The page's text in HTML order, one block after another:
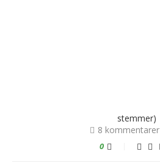
stemmer)
8 kommentarer
0